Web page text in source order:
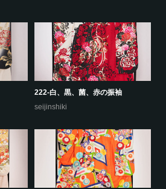
222-白、黒、菌、赤の振袖
seijinshiki